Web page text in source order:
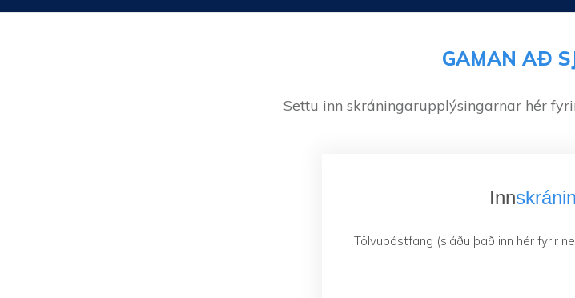
GAMAN AÐ
Settu inn skráningarupplýsingarnar hér
Inn
Tölvupóstfang (sláðu það inn hér fyrir